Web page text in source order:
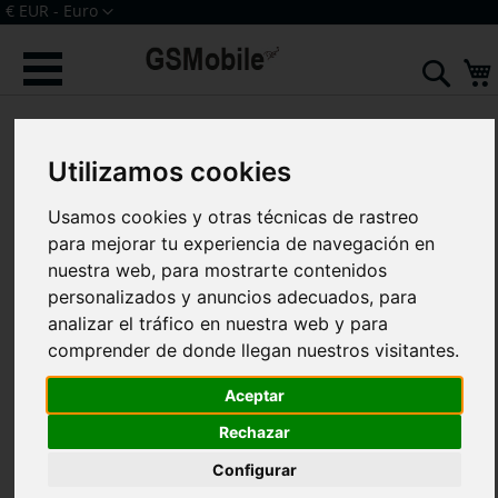
Utilizamos cookies
Usamos cookies y otras técnicas de rastreo
para mejorar tu experiencia de navegación en
nuestra web, para mostrarte contenidos
personalizados y anuncios adecuados, para
analizar el tráfico en nuestra web y para
comprender de donde llegan nuestros visitantes.
Aceptar
Rechazar
Configurar
Ir
al
contenido
Moneda
€ EUR - Euro
galería
imágenes